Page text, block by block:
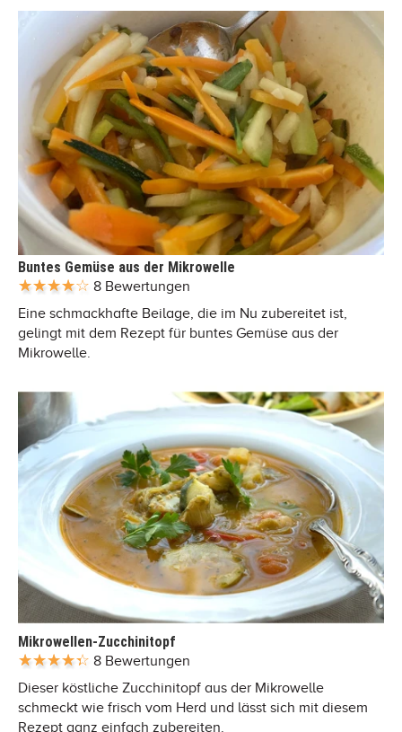
Buntes Gemüse aus der Mikrowelle
8 Bewertungen
Eine schmackhafte Beilage, die im Nu zubereitet ist,
gelingt mit dem Rezept für buntes Gemüse aus der
Mikrowelle.
Mikrowellen-Zucchinitopf
8 Bewertungen
Dieser köstliche Zucchinitopf aus der Mikrowelle
schmeckt wie frisch vom Herd und lässt sich mit diesem
Rezept ganz einfach zubereiten.